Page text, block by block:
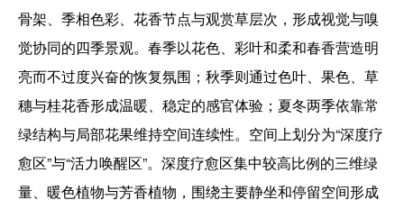
骨架、季相色彩、花香节点与观赏草层次，形成视觉与嗅
觉协同的四季景观。春季以花色、彩叶和柔和春香营造明
亮而不过度兴奋的恢复氛围；秋季则通过色叶、果色、草
穗与桂花香形成温暖、稳定的感官体验；夏冬两季依靠常
绿结构与局部花果维持空间连续性。空间上划分为“深度疗
愈区”与“活力唤醒区”。深度疗愈区集中较高比例的三维绿
量、暖色植物与芳香植物，围绕主要静坐和停留空间形成